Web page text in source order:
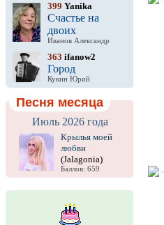
399 Yanika
Счастье на
двоих
Иванов Александр
363 ifanow2
Город
Кукин Юрий
Песня месяца
Июль 2026 года
Крылья моей
любви
(Jalagonia)
Баллов: 659